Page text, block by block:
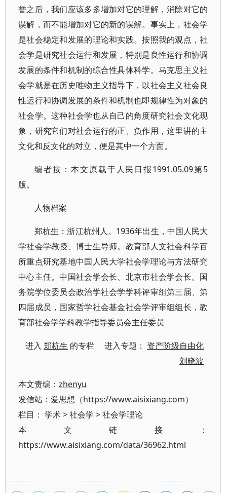
誉之后，我们应该多多增加对它的理解，消除对它的
误解，而不能增加对它的新的误解。事实上，社会学
是社会稳定和发展的理论和实践。按照我的观点，社
会学是研究社会运行和发展，特别是良性运行和协调
发展的条件和机制的综合性具体科学。马克思主义社
会学就是在历史唯物主义指导下，以社会主义社会良
性运行和协调发展的条件和机制也即规律性为对象的
社会学。这种社会学也从自己的角度研究社会文化现
象，研究它们对社会运行的正、负作用，这里讲的主
文化和反文化的对立，便是其中一个方面。
编者按：本文原载于人民日报1991.05.09第5
版。
人物档案
郑杭生：浙江杭州人。1936年出生，中国人民大
学社会学教授、博士生导师。教育部人文社会科学百
所重点研究基地中国人民大学社会学理论与方法研究
中心主任。中国社会学会长、北京市社会学会长。国
务院学位委员会政治学社会学学科评审组第三届、第
四届成员，国家哲学社会基金社会学评审组组长，教
育部社会学学科教学指导委员会主任委员
进入郑杭生 的专栏 进入专题： 资产阶级自由化
刘晓波
本文责编： zhenyu
发信站：爱思想（https://www.aisixiang.com）
栏目： 学术>社会学 >社会学理论
本文链接：
https://www.aisixiang.com/data/36962.html